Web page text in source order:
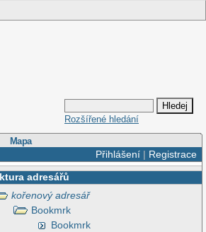
Rozšířené hledání
Mapa
Přihlášení| Registrace
adresářů
kořenový adresář
Bookmrk
Bookmrk